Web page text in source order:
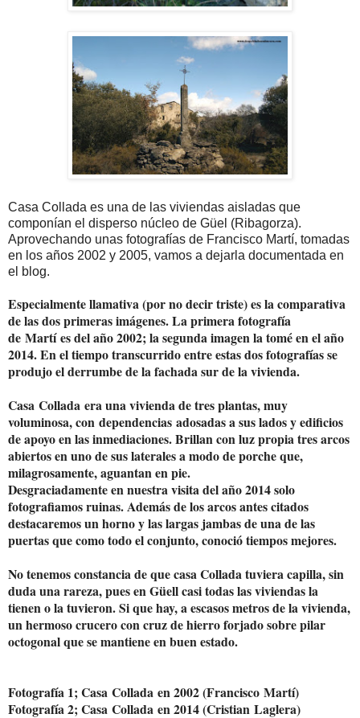
Casa Collada es una de las viviendas aisladas que
componían el disperso núcleo de Güel (Ribagorza).
Aprovechando unas fotografías de Francisco Martí, tomadas
en los años 2002 y 2005, vamos a dejarla documentada en
el blog.
Especialmente llamativa (por no decir triste) es la comparativa
de las dos primeras imágenes. La primera fotografía
de Martí es del año 2002; la segunda imagen la tomé en el año
2014. En el tiempo transcurrido entre estas dos fotografías se
produjo el derrumbe de la fachada sur de la vivienda.
Casa Collada era una vivienda de tres plantas, muy
voluminosa, con dependencias adosadas a sus lados y edificios
de apoyo en las inmediaciones. Brillan con luz propia tres arcos
abiertos en uno de sus laterales a modo de porche que,
milagrosamente, aguantan en pie.
Desgraciadamente en nuestra visita del año 2014 solo
fotografiamos ruinas. Además de los arcos antes citados
destacaremos un horno y las largas jambas de una de las
puertas que como todo el conjunto, conoció tiempos mejores.
No tenemos constancia de que casa Collada tuviera capilla, sin
duda una rareza, pues en Güell casi todas las viviendas la
tienen o la tuvieron. Si que hay, a escasos metros de la vivienda,
un hermoso crucero con cruz de hierro forjado sobre pilar
octogonal que se mantiene en buen estado.
Fotografía 1; Casa Collada en 2002 (Francisco Martí)
Fotografía 2; Casa Collada en 2014 (Cristian Laglera)